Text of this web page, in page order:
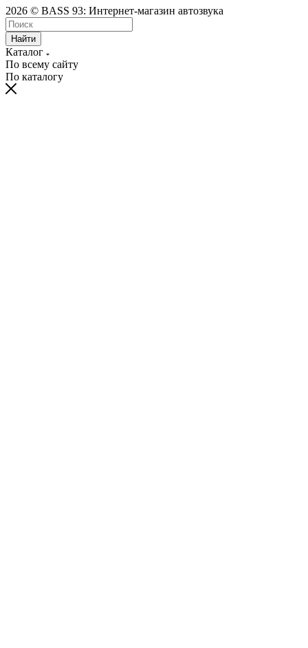
2026 © BASS 93: Интернет-магазин автозвука
Найти
Каталог
По всему сайту
По каталогу